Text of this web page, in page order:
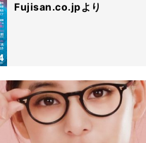
Fujisan.co.jpより